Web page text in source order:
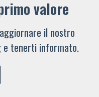
valore
il nostro
e tenerti informato.